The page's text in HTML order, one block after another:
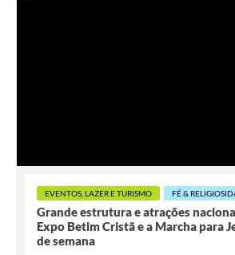
EVENTOS, LAZER E TURISMO FÉ &
Grande estrutura e atrações
Expo Betim Cristã e a Marcha para
de semana